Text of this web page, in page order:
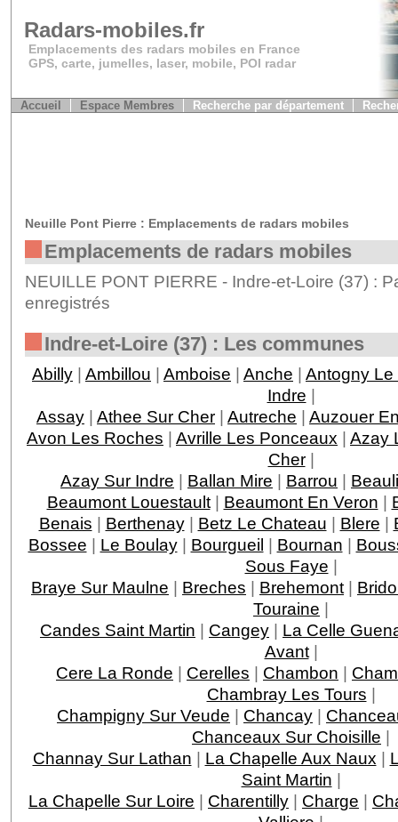
Radars-mobiles.fr
Emplacements des radars mobiles en France
GPS, carte, jumelles, laser, mobile, POI radar
Accueil Espace Membres Recherche par département
Neuille Pont Pierre : Emplacements de radars mobiles
Emplacements de radars mobiles
NEUILLE PONT PIERRE - Indre-et-Loire (37) :
enregistrés
Indre-et-Loire (37) : Les communes
Abilly | Ambillou | Amboise | Anche | Antogny Le
Indre |
Assay | Athee Sur Cher | Autreche | Auzouer
Avon Les Roches | Avrille Les Ponceaux | Azay
Cher|
Azay Sur Indre | Ballan Mire | Barrou |
Beaumont Louestault| Beaumont En Veron |
Benais | Berthenay| Betz Le Chateau | Blere |
Bossee | Le Boulay| Bourgueil | Bournan |
Sous Faye |
Braye Sur Maulne | Breches | Brehemont |
Touraine |
Candes Saint Martin | Cangey | La Celle
Avant|
Cere La Ronde | Cerelles | Chambon |
Chambray Les Tours |
Champigny Sur Veude | Chancay |
Chanceaux Sur Choisille |
Channay Sur Lathan | La Chapelle Aux Naux |
Saint Martin |
La Chapelle Sur Loire | Charentilly | Charge |